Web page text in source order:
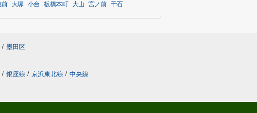
前 大塚 小台 板橋本町 大山 宮ノ前 千石
/ 墨田区
/ 銀座線 / 京浜東北線 / 中央線